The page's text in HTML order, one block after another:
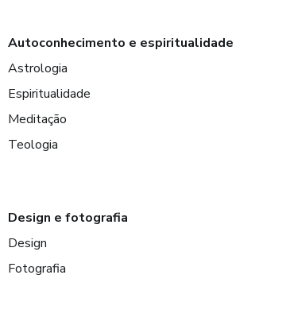
Autoconhecimento e espiritualidade
Astrologia
Espiritualidade
Meditação
Teologia
Design e fotografia
Design
Fotografia